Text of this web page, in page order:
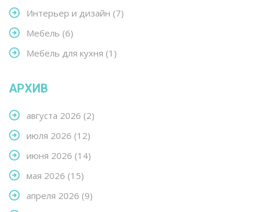
Интерьер и дизайн (7)
Мебель (6)
Мебель для кухня (1)
АРХИВ
августа 2026 (2)
июля 2026 (12)
июня 2026 (14)
мая 2026 (15)
апреля 2026 (9)